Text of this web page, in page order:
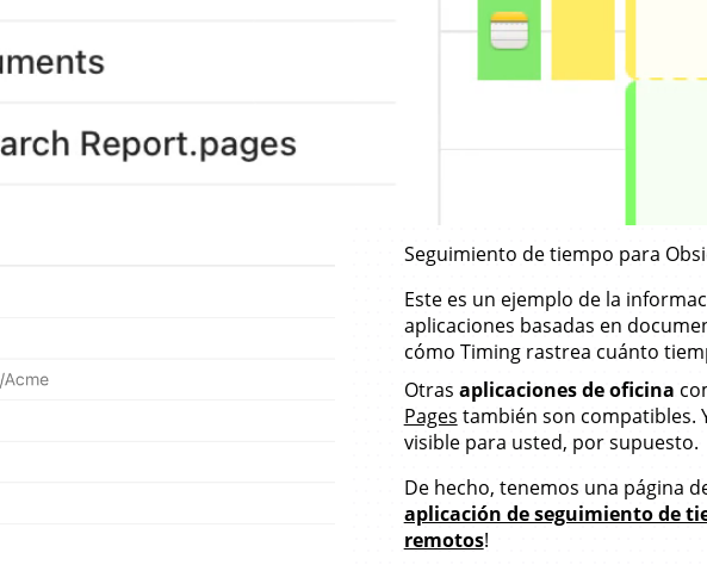
Seguimiento de tiempo para
Este es un ejemplo de la
aplicaciones basadas en
cómo Timing rastrea cuánto
Otras aplicaciones de oficina
Pages también son compatibles.
visible para usted, por supuesto.
De hecho, tenemos una página
aplicación de seguimiento de
remotos!